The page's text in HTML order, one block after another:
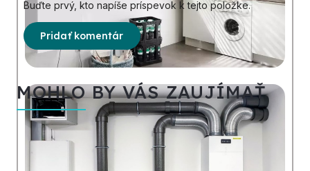
Buďte prvý, kto napíše príspevok k tejto položke.
Pridať komentár
MOHLO BY VÁS ZAUJÍMAŤ